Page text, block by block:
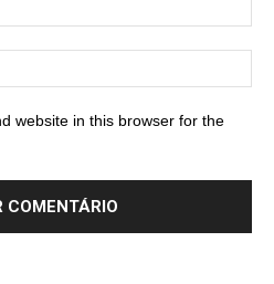
website in this browser for the